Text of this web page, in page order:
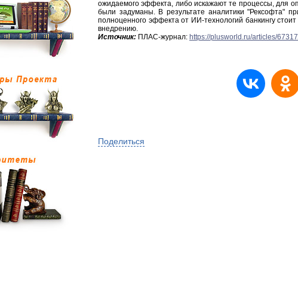
ожидаемого эффекта, либо искажают те процессы, для
были задуманы. В результате аналитики "Рексофта"
полноценного эффекта от ИИ-технологий банкингу
внедрению.
Источник: ПЛАС-журнал: https://plusworld.ru/articles/
Поделиться